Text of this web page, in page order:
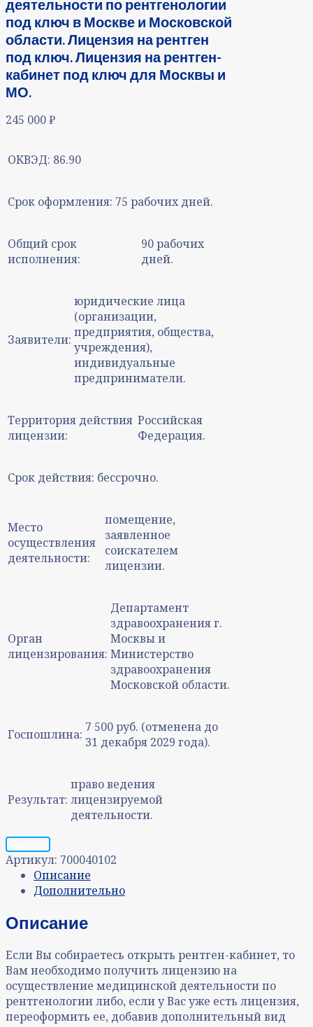
деятельности по рентгенологии
под ключ в Москве и Московской
области. Лицензия на рентген
под ключ. Лицензия на рентген-
кабинет под ключ для Москвы и
МО.
245 000₽
ОКВЭД: 86.90
Срок оформления: 75 рабочих дней.
Общий срок
исполнения:
90 рабочих
дней.
Заявители:
юридические лица
(организации,
предприятия, общества,
учреждения),
индивидуальные
предприниматели.
Территория действия
лицензии:
Российская
Федерация.
Срок действия: бессрочно.
Место
осуществления
деятельности:
помещение,
заявленное
соискателем
лицензии.
Орган
лицензирования:
Департамент
здравоохранения г.
Москвы и
Министерство
здравоохранения
Московской области.
Госпошлина: 7 500 руб. (отменена до
31 декабря 2029 года).
Результат:
право ведения
лицензируемой
деятельности.
Артикул: 700040102
Описание
Дополнительно
Описание
Если Вы собираетесь открыть рентген-кабинет, то
Вам необходимо получить лицензию на
осуществление медицинской деятельности по
рентгенологии либо, если у Вас уже есть лицензия,
переоформить ее, добавив дополнительный вид